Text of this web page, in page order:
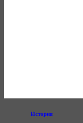
История